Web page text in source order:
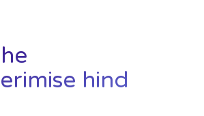
hind